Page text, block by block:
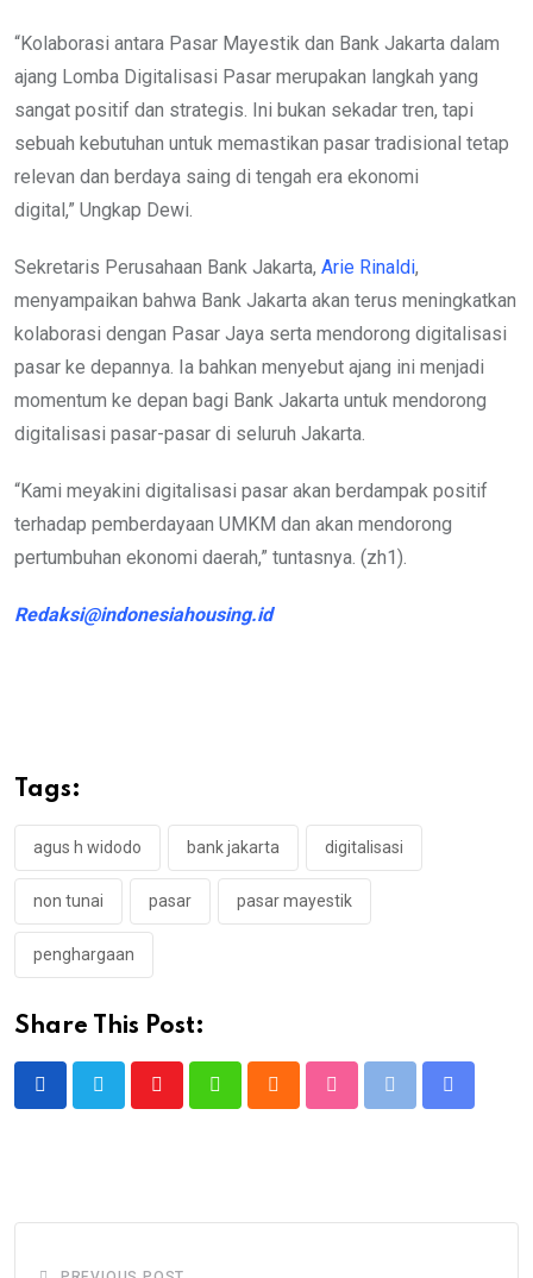
“Kolaborasi antara Pasar Mayestik dan Bank Jakarta dalam
ajang Lomba Digitalisasi Pasar merupakan langkah yang
sangat positif dan strategis. Ini bukan sekadar tren, tapi
sebuah kebutuhan untuk memastikan pasar tradisional tetap
relevan dan berdaya saing di tengah era ekonomi
digital,” Ungkap Dewi.
Sekretaris Perusahaan Bank Jakarta, Arie Rinaldi,
menyampaikan bahwa Bank Jakarta akan terus meningkatkan
kolaborasi dengan Pasar Jaya serta mendorong digitalisasi
pasar ke depannya. Ia bahkan menyebut ajang ini menjadi
momentum ke depan bagi Bank Jakarta untuk mendorong
digitalisasi pasar-pasar di seluruh Jakarta.
“Kami meyakini digitalisasi pasar akan berdampak positif
terhadap pemberdayaan UMKM dan akan mendorong
pertumbuhan ekonomi daerah,” tuntasnya. (zh1).
Redaksi@indonesiahousing.id
Tags:
agus h widodo bank jakarta digitalisasi
non tunai pasar pasar mayestik
penghargaan
Share This Post: